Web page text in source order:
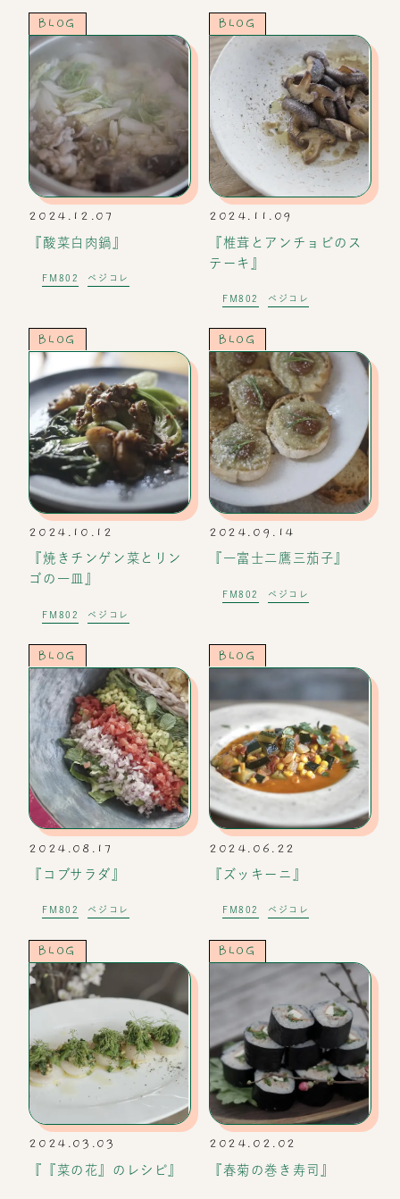
BLOG
2024.12.07
『酸菜白肉鍋』
FM802 ベジコレ
BLOG
2024.11.09
『椎茸とアンチョビのス
テーキ』
FM802 ベジコレ
BLOG
2024.10.12
『焼きチンゲン菜とリン
ゴの一皿』
FM802 ベジコレ
BLOG
2024.09.14
『一富士二鷹三茄子』
FM802 ベジコレ
BLOG
2024.08.17
『コブサラダ』
FM802 ベジコレ
BLOG
2024.06.22
『ズッキーニ』
FM802 ベジコレ
BLOG
2024.03.03
『『菜の花』のレシピ』
BLOG
2024.02.02
『春菊の巻き寿司』